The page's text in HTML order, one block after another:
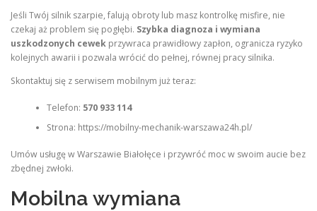
Jeśli Twój silnik szarpie, falują obroty lub masz kontrolkę misfire, nie
czekaj aż problem się pogłębi. Szybka diagnoza i wymiana
uszkodzonych cewek przywraca prawidłowy zapłon, ogranicza ryzyko
kolejnych awarii i pozwala wrócić do pełnej, równej pracy silnika.
Skontaktuj się z serwisem mobilnym już teraz:
Telefon: 570 933 114
Strona: https://mobilny-mechanik-warszawa24h.pl/
Umów usługę w Warszawie Białołęce i przywróć moc w swoim aucie bez
zbędnej zwłoki.
Mobilna wymiana